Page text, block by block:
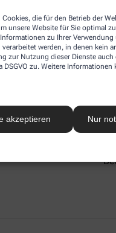
Cookies, die für den Betrieb der
unsere Website für Sie optimal
zu Ihrer
verarbeitet werden, in denen kein
zur Nutzung dieser Dienste
DSGVO zu. Weitere Informationen
akzeptieren Nur